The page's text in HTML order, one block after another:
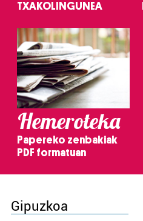
TXAKOLINGUNEA
Hemeroteka
Papereko zenbakiak
PDF formatuan
Gipuzkoa